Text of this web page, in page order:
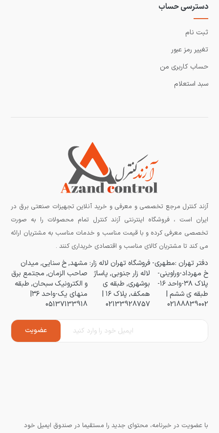
دسترسی حساب
ثبت نام
تغییر رمز عبور
حساب کاربری من
سبد استعلام
آزند کنترل مرجع تخصصی و معرفی و خرید آنلاین تجهیزات صنعتی برق در
ایران است ، فروشگاه اینترنتی آزند کنترل تمام محصولات را به صورت
تخصصی معرفی کرده و با قیمت مناسب و خدمات مناسب به مشتریان ارائه
می کند تا مشتریان کالای مناسب و اقتصادی خریداری کنند .
دفتر تهران :مطهری-
خ مهرداد-وراوینی-
پلاک ۳۸-واحد ۱۶-
طبقه ی ششم |
02188839002
فروشگاه تهران لاله زار:
لاله زار جنوبی, پاساژ
بوشهری, طبقه ی
همکف, پلاک ۱۶ |
02133928757
مشهد, خ سنایی, میدان
صاحب الزمان, مجتمع برق
و الکترونیک سبحان, طبقه
منهای یک-واحد ۳۶|
05137133918
با عضویت در خبرنامه، محتوای جدید را مستقیما در صندوق ایمیل خود